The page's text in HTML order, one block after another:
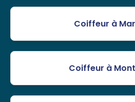
Coiffeur à
Coiffeur à